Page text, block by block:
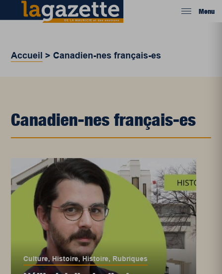
Menu
Accueil > Canadien-nes français-es
Canadien-nes français-es
Culture, Histoire,Histoire, Rubriques